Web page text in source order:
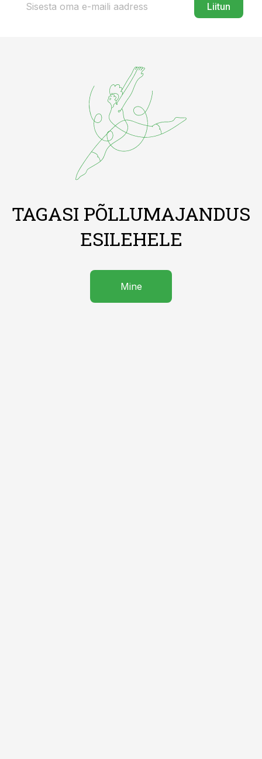
Liitun
TAGASI PÕLLUMAJANDUS
ESILEHELE
Mine